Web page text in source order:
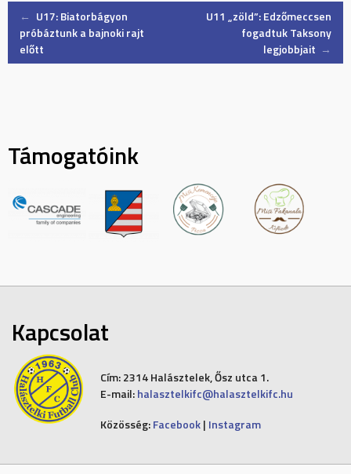
Post
navigation
← U17: Biatorbágyon
próbáztunk a bajnoki rajt
előtt
U11 „zöld”: Edzőmeccsen
fogadtuk Taksony
legjobbjait →
Támogatóink
Kapcsolat
Cím:2314 Halásztelek, Ősz utca 1.
E-mail: halasztelkifc@halasztelkifc.hu
Közösség: Facebook| Instagram